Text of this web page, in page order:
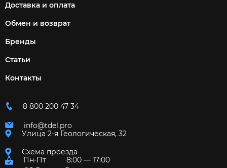
Доставка и оплата
Обмен и возврат
Бренды
Статьи
Контакты
8 800 200 47 34
info@tdel.pro
Улица 2-я Геологическая, 32
Схема проезда
Пн-Пт
8:00 — 17:00